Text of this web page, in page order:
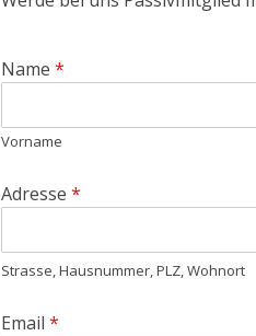
Name *
Vorname
Adresse *
Strasse, Hausnummer, PLZ, Wohnort
Email *